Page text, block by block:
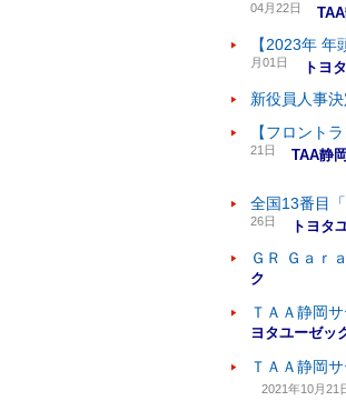
04月22日
【2023年
月01日 トヨ
新役員人事決
【フロント
21日 TAA静
全国13番目
26日 トヨタ
ＧＲ Ｇａｒ
ク
ＴＡＡ静岡
ヨタユーゼッ
ＴＡＡ静岡
2021年10月21